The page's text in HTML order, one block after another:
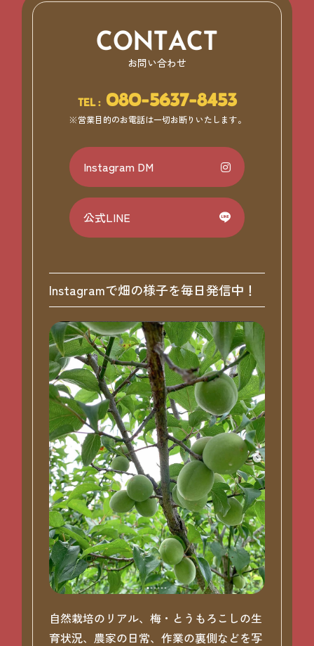
CONTACT
お問い合わせ
TEL :080-5637-8453
※営業目的のお電話は一切お断りいたします。
Instagram DM
公式LINE
Instagramで畑の様子を毎日発信中！
自然栽培のリアル、梅・とうもろこしの生
育状況、農家の日常、作業の裏側などを写